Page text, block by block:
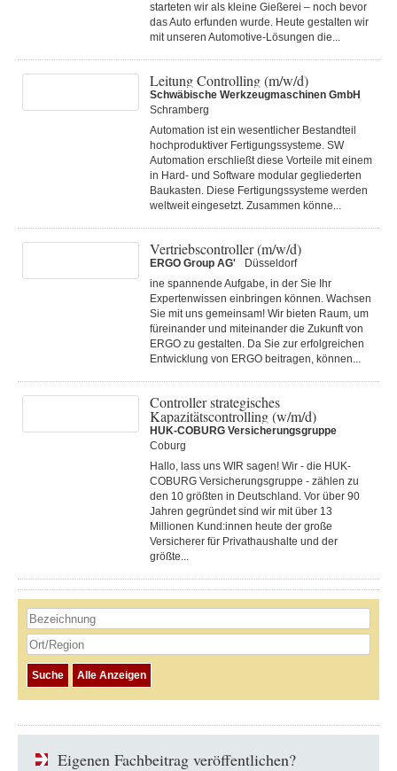
starteten wir als kleine Gießerei – noch bevor
das Auto erfunden wurde. Heute gestalten wir
mit unseren Automotive-Lösungen die...
Leitung Controlling (m/w/d)
Schwäbische Werkzeugmaschinen GmbH
Schramberg
Automation ist ein wesentlicher Bestandteil
hochproduktiver Fertigungssysteme. SW
Automation erschließt diese Vorteile mit einem
in Hard- und Software modular gegliederten
Baukasten. Diese Fertigungs­systeme werden
weltweit eingesetzt. Zusammen könne...
Vertriebscontroller (m/w/d)
ERGO Group AG'
Düsseldorf
ine spannende Aufgabe, in der Sie Ihr
Expertenwissen einbringen können. Wachsen
Sie mit uns gemeinsam! Wir bieten Raum, um
füreinander und miteinander die Zukunft von
ERGO zu gestalten. Da Sie zur erfolgreichen
Entwicklung von ERGO beitragen, können...
Controller strategisches
Kapazitätscontrolling (w/m/d)
HUK-COBURG Versicherungsgruppe
Coburg
Hallo, lass uns WIR sagen! Wir - die HUK-
COBURG Versicherungsgruppe - zählen zu
den 10 größten in Deutschland. Vor über 90
Jahren gegründet sind wir mit über 13
Millionen Kund:innen heute der große
Versicherer für Privathaushalte und der
größte...
Eigenen Fachbeitrag veröffentlichen?